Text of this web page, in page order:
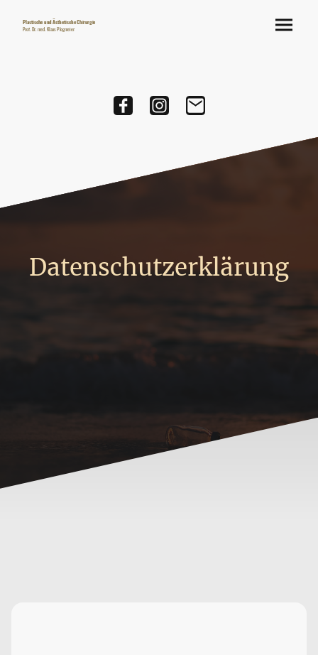
Plastische und Ästhetische Chirurgie
Prof. Dr. med. Klaus Plogmeier
Datenschutzerklärung